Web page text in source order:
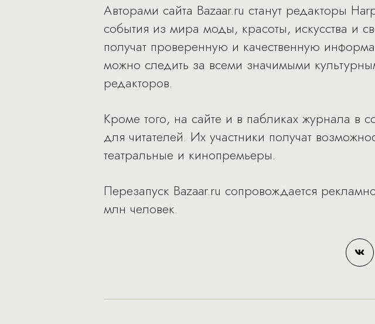
Авторами сайта Bazaar.ru станут редакторы
события из мира моды, красоты, искусства и
получат проверенную и качественную
можно следить за всеми значимыми
редакторов.
Кроме того, на сайте и в пабликах журнала в
для читателей. Их участники получат
театральные и кинопремьеры.
Перезапуск Bazaar.ru сопровождается
млн человек.